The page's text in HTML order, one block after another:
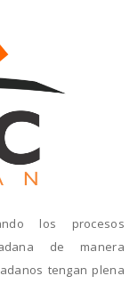
los procesos
de manera
tengan plena